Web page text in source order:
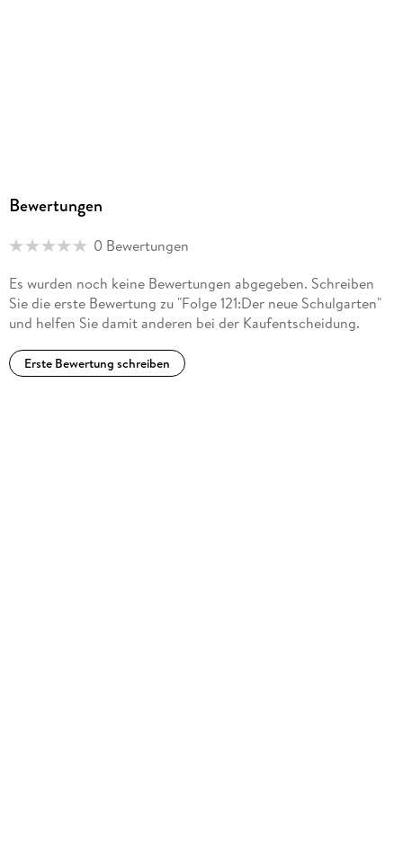
Bewertungen
0 Bewertungen
Es wurden noch keine Bewertungen abgegeben. Schreiben
Sie die erste Bewertung zu "Folge 121:Der neue Schulgarten"
und helfen Sie damit anderen bei der Kaufentscheidung.
Erste Bewertung schreiben